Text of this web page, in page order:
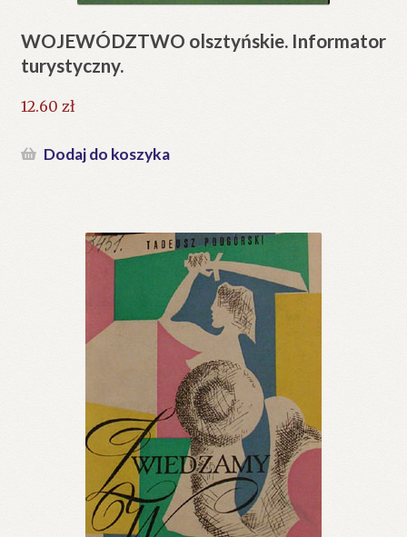
WOJEWÓDZTWO olsztyńskie. Informator
turystyczny.
12.60 zł
Dodaj do koszyka